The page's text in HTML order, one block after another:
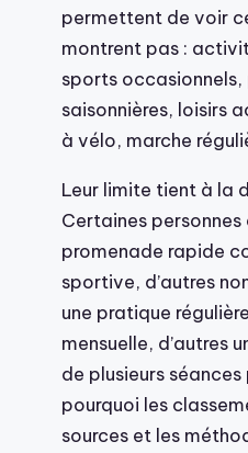
permettent de voir
montrent pas :
sports
saisonnières, loisirs
à vélo, marche
Leur limite tient à la
Certaines personnes
promenade rapide
sportive, d’autres
une pratique
mensuelle, d’autres
de plusieurs séances
pourquoi les
sources et les